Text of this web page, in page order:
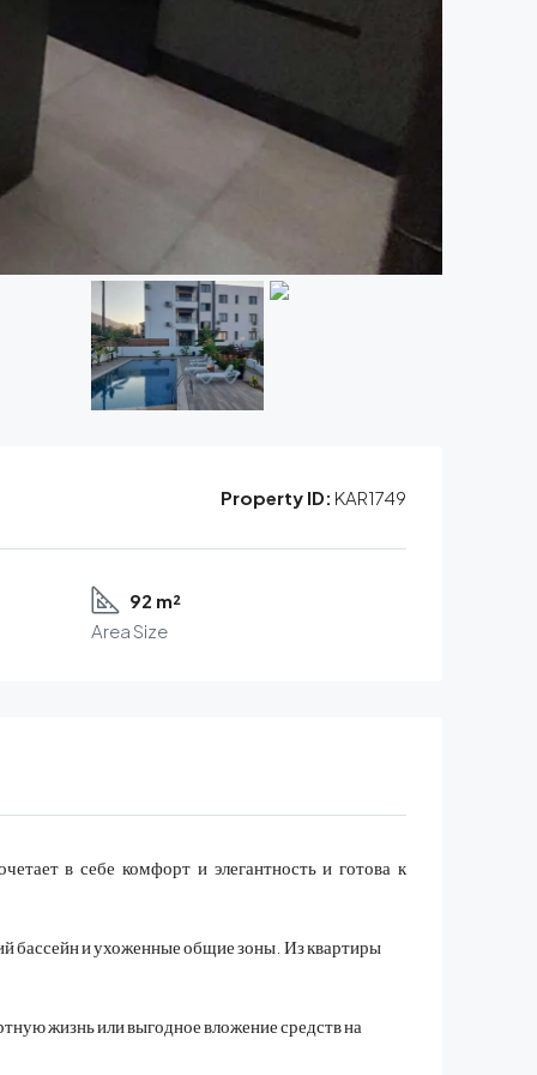
Property ID: KAR1749
92 m²
Area Size
в себе комфорт и элегантность и готова к
бассейн и ухоженные общие зоны. Из квартиры
жизнь или выгодное вложение средств на